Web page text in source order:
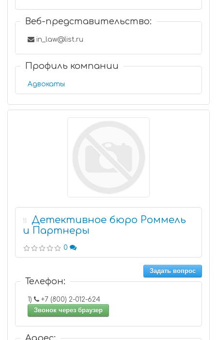
Веб-представительство:
in_law@list.ru
Профиль компании
Адвокаты
11
Детективное бюро Роммель
и Партнеры
0
Задать вопрос
Телефон:
1)
+7 (800) 2-012-624
Звонок через браузер
Адрес: